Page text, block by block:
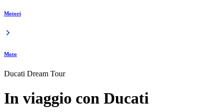
Motori
Moto
Ducati Dream Tour
In viaggio con Ducati